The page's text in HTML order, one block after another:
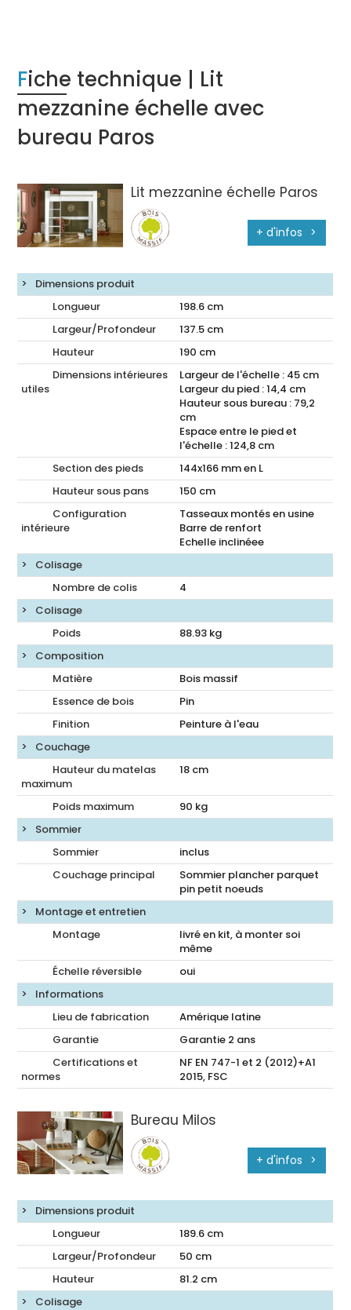
Fiche technique | Lit
mezzanine échelle avec
bureau Paros
Lit mezzanine échelle Paros
+ d'infos
Dimensions produit
Longueur
198.6 cm
Largeur/Profondeur
137.5 cm
Hauteur
190 cm
Dimensions intérieures
utiles
Largeur de l'échelle : 45 cm
Largeur du pied : 14,4 cm
Hauteur sous bureau : 79,2
cm
Espace entre le pied et
l'échelle : 124,8 cm
Section des pieds
144x166 mm en L
Hauteur sous pans
150 cm
Configuration
intérieure
Tasseaux montés en usine
Barre de renfort
Echelle inclinéee
Colisage
Nombre de colis
4
Colisage
Poids
88.93 kg
Composition
Matière
Bois massif
Essence de bois
Pin
Finition
Peinture à l'eau
Couchage
Hauteur du matelas
maximum
18 cm
Poids maximum
90 kg
Sommier
Sommier
inclus
Couchage principal
Sommier plancher parquet
pin petit noeuds
Montage et entretien
Montage
livré en kit, à monter soi
même
Échelle réversible
oui
Informations
Lieu de fabrication
Amérique latine
Garantie
Garantie 2 ans
Certifications et
normes
NF EN 747-1 et 2 (2012)+A1
2015, FSC
Bureau Milos
+ d'infos
Dimensions produit
Longueur
189.6 cm
Largeur/Profondeur
50 cm
Hauteur
81.2 cm
Colisage